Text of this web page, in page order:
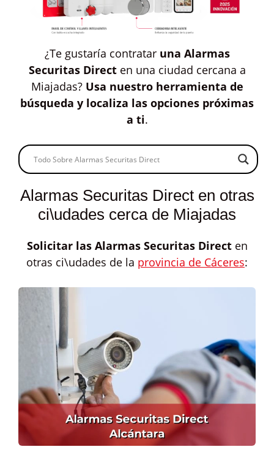
¿Te gustaría contratar una Alarmas
Securitas Directen una ciudad cercana a
Miajadas? Usa nuestro herramienta de
búsqueda y localiza las opciones próximas
a ti.
Alarmas Securitas Direct en otras
ci\udades cerca de Miajadas
Solicitar las Alarmas Securitas Directen
otras ci\udades de la provincia de Cáceres: